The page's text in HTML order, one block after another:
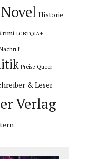
Historie
LGBTQIA+
Nachruf
Preise Queer
& Leser
Verlag